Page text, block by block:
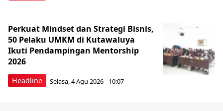
Headline
Perkuat Mindset dan Strategi Bisnis,
50 Pelaku UMKM di Kutawaluya
Ikuti Pendampingan Mentorship
2026
Selasa, 4 Agu 2026 - 10:07